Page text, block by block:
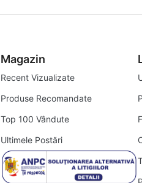
Magazin
Recent Vizualizate
Produse Recomandate
Top 100 Vândute
Ultimele Postări